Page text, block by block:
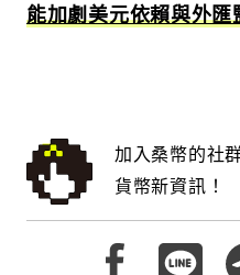
能加劇美元依賴與外匯
加入桑幣的社
貨幣新資訊！